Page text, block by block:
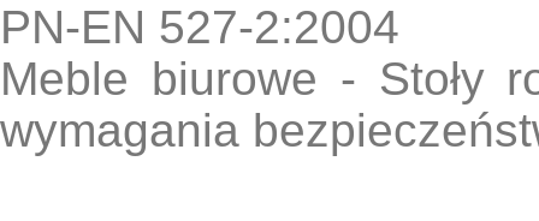
PN-EN 527-2:2004
Meble biurowe - Stoły
wymagania